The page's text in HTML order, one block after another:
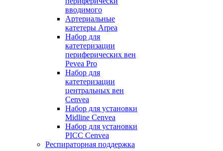
вводимого
Артериальные
катетеры Arpea
Набор для
катетеризации
периферических вен
Pevea Pro
Набор для
катетеризации
центральных вен
Cenvea
Набор для установки
Midline Cenvea
Набор для установки
PICC Cenvea
Респираторная поддержка